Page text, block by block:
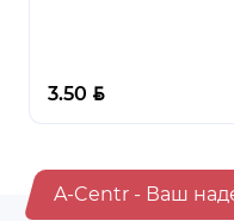
3.50 BYN
A-Centr - Ваш